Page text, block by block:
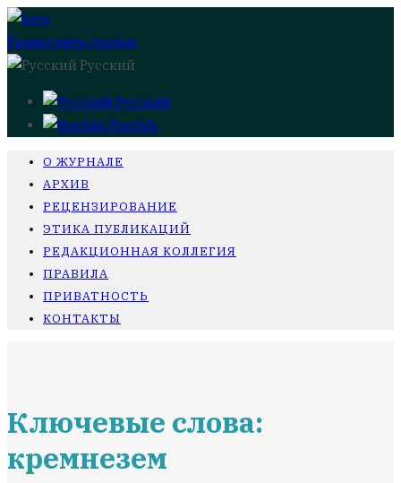
Разместить статью
Русский
Русский
English
О ЖУРНАЛЕ
АРХИВ
РЕЦЕНЗИРОВАНИЕ
ЭТИКА ПУБЛИКАЦИЙ
РЕДАКЦИОННАЯ КОЛЛЕГИЯ
ПРАВИЛА
ПРИВАТНОСТЬ
КОНТАКТЫ
Ключевые слова:
кремнезем